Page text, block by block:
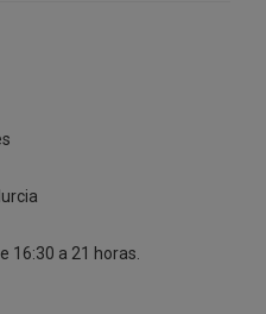
16:30 a 21 horas.